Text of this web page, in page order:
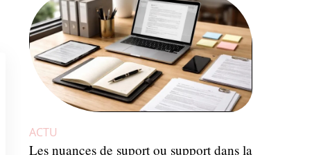
ACTU
Les nuances de suport ou support dans la